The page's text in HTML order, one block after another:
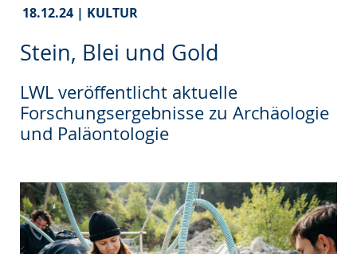
18.12.24 | KULTUR
Stein, Blei und Gold
LWL veröffentlicht aktuelle
Forschungsergebnisse zu Archäologie
und Paläontologie
Leichten
Sprache
wechseln.
Audio-
Unterstützung.
Video
in
Deutscher
Gebärdensprache
wird
angezeigt.